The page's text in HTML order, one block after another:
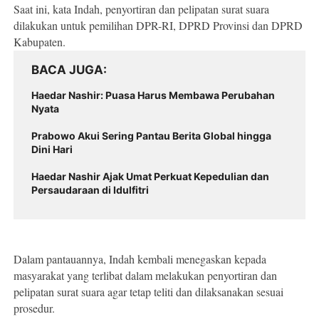
Saat ini, kata Indah, penyortiran dan pelipatan surat suara
dilakukan untuk pemilihan DPR-RI, DPRD Provinsi dan DPRD
Kabupaten.
BACA JUGA
Haedar Nashir: Puasa Harus Membawa Perubahan
Nyata
Prabowo Akui Sering Pantau Berita Global hingga
Dini Hari
Haedar Nashir Ajak Umat Perkuat Kepedulian dan
Persaudaraan di Idulfitri
Dalam pantauannya, Indah kembali menegaskan kepada
masyarakat yang terlibat dalam melakukan penyortiran dan
pelipatan surat suara agar tetap teliti dan dilaksanakan sesuai
prosedur.